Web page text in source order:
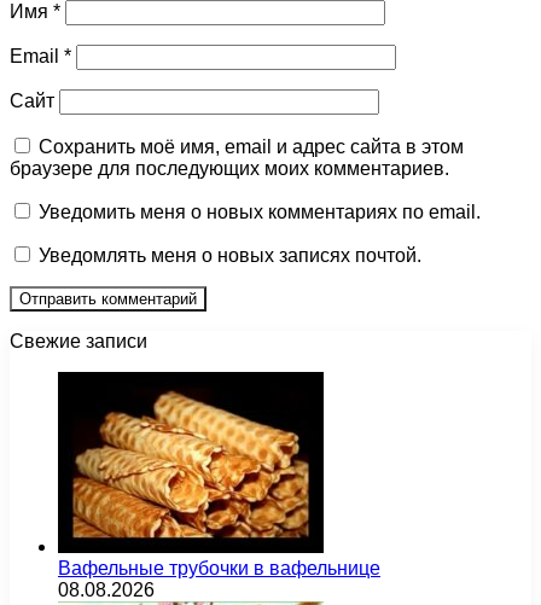
Имя *
Email *
Сайт
Сохранить моё имя, email и адрес сайта в этом
браузере для последующих моих комментариев.
Уведомить меня о новых комментариях по email.
Уведомлять меня о новых записях почтой.
Свежие записи
Вафельные трубочки в вафельнице
08.08.2026